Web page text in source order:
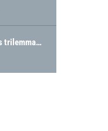
Arendalsuka:Batterier i Europas trilemma: Energisikkerhet, konkurransekraft og bærekraft (Battery Norway-arrangement)